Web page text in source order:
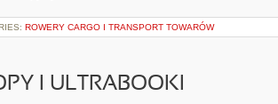
ROWERY CARGO I TRANSPORT TOWARÓW
I ULTRABOOKI